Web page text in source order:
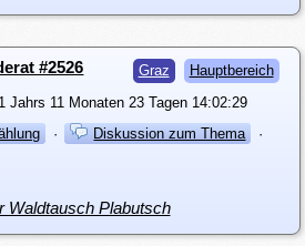
Graz Hauptbereich
#2526
Jahrs 11 Monaten 23 Tagen 14:02:29
· Diskussion zum Thema
·
Waldtausch Plabutsch